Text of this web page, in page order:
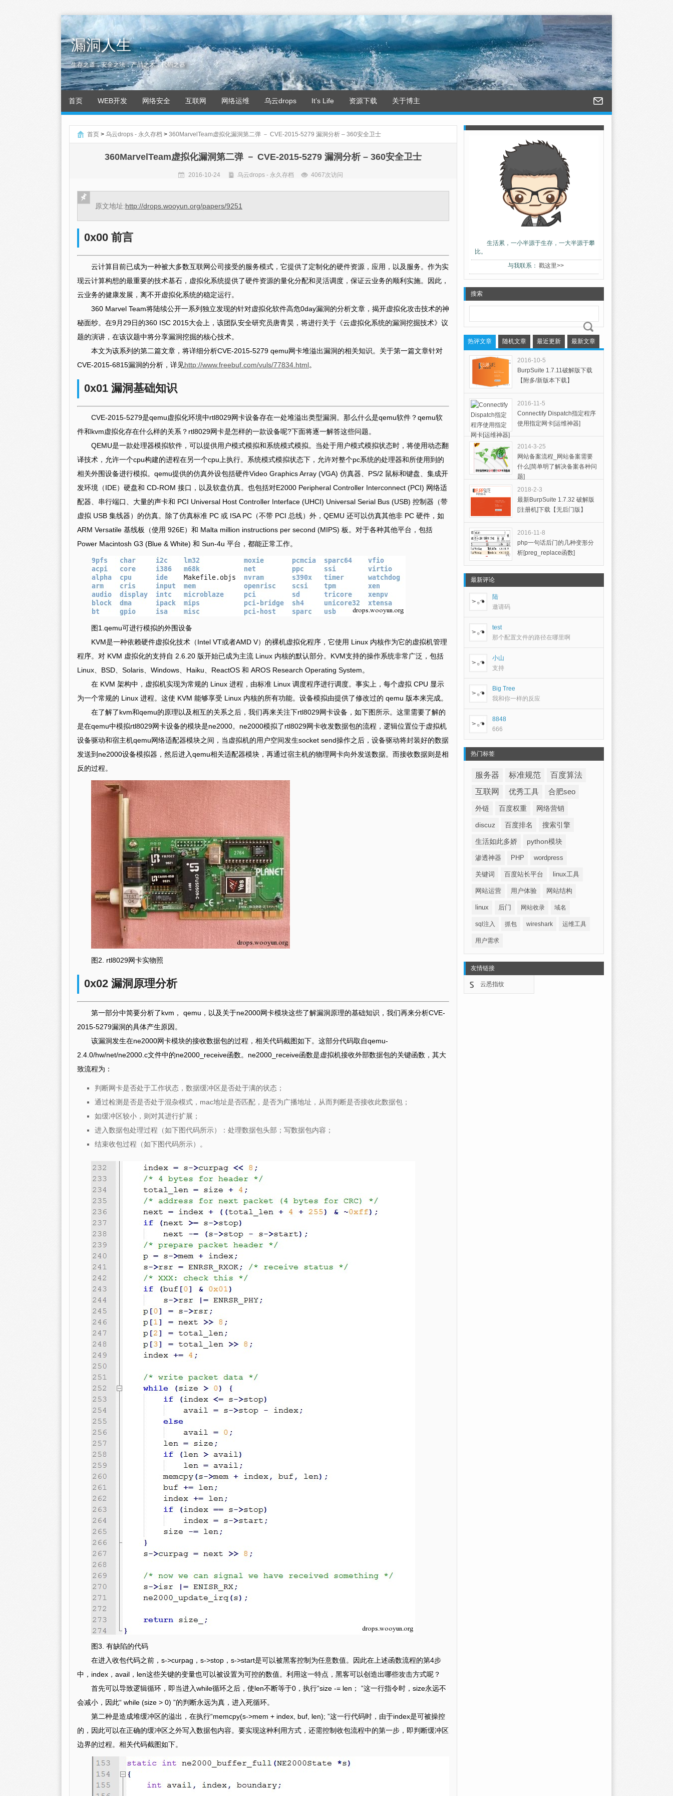
漏洞人生
生存之道，安全之法，产品之术，代码之器
首页 WEB开发 网络安全 互联网 网络运维 乌云drops It’s Life 资源下载 关于博主
首页 > 乌云drops - 永久存档 > 360MarvelTeam虚拟化漏洞第二弹 － CVE-2015-5279 漏洞分析 – 360安全卫士
360MarvelTeam虚拟化漏洞第二弹 － CVE-2015-5279 漏洞分析 – 360安全卫士
2016-10-24 乌云drops - 永久存档 4067次访问
原文地址:http://drops.wooyun.org/papers/9251
0x00 前言
云计算目前已成为一种被大多数互联网公司接受的服务模式，它提供了定制化的硬件资源，应用，以及服务。作为实
现云计算构想的最重要的技术基石，虚拟化系统提供了硬件资源的量化分配和灵活调度，保证云业务的顺利实施。因此，
云业务的健康发展，离不开虚拟化系统的稳定运行。
360 Marvel Team将陆续公开一系列独立发现的针对虚拟化软件高危0day漏洞的分析文章，揭开虚拟化攻击技术的神
秘面纱。在9月29日的360 ISC 2015大会上，该团队安全研究员唐青昊，将进行关于《云虚拟化系统的漏洞挖掘技术》议
题的演讲，在该议题中将分享漏洞挖掘的核心技术。
本文为该系列的第二篇文章，将详细分析CVE-2015-5279 qemu网卡堆溢出漏洞的相关知识。关于第一篇文章针对
CVE-2015-6815漏洞的分析，详见http://www.freebuf.com/vuls/77834.html。
0x01 漏洞基础知识
CVE-2015-5279是qemu虚拟化环境中rtl8029网卡设备存在一处堆溢出类型漏洞。那么什么是qemu软件？qemu软
件和kvm虚拟化存在什么样的关系？rtl8029网卡是怎样的一款设备呢?下面将逐一解答这些问题。
QEMU是一款处理器模拟软件，可以提供用户模式模拟和系统模式模拟。当处于用户模式模拟状态时，将使用动态翻
译技术，允许一个cpu构建的进程在另一个cpu上执行。系统模式模拟状态下，允许对整个pc系统的处理器和所使用到的
相关外围设备进行模拟。qemu提供的仿真外设包括硬件Video Graphics Array (VGA) 仿真器、PS/2 鼠标和键盘、集成开
发环境（IDE）硬盘和 CD-ROM 接口，以及软盘仿真。也包括对E2000 Peripheral Controller Interconnect (PCI) 网络适
配器、串行端口、大量的声卡和 PCI Universal Host Controller Interface (UHCI) Universal Serial Bus (USB) 控制器（带
虚拟 USB 集线器）的仿真。除了仿真标准 PC 或 ISA PC（不带 PCI 总线）外，QEMU 还可以仿真其他非 PC 硬件，如
ARM Versatile 基线板（使用 926E）和 Malta million instructions per second (MIPS) 板。对于各种其他平台，包括
Power Macintosh G3 (Blue & White) 和 Sun-4u 平台，都能正常工作。
图1.qemu可进行模拟的外围设备
KVM是一种依赖硬件虚拟化技术（Intel VT或者AMD V）的裸机虚拟化程序，它使用 Linux 内核作为它的虚拟机管理
程序。对 KVM 虚拟化的支持自 2.6.20 版开始已成为主流 Linux 内核的默认部分。KVM支持的操作系统非常广泛，包括
Linux、BSD、Solaris、Windows、Haiku、ReactOS 和 AROS Research Operating System。
在 KVM 架构中，虚拟机实现为常规的 Linux 进程，由标准 Linux 调度程序进行调度。事实上，每个虚拟 CPU 显示
为一个常规的 Linux 进程。这使 KVM 能够享受 Linux 内核的所有功能。设备模拟由提供了修改过的 qemu 版本来完成。
在了解了kvm和qemu的原理以及相互的关系之后，我们再来关注下rtl8029网卡设备，如下图所示。这里需要了解的
是在qemu中模拟rtl8029网卡设备的模块是ne2000。ne2000模拟了rtl8029网卡收发数据包的流程，逻辑位置位于虚拟机
设备驱动和宿主机qemu网络适配器模块之间，当虚拟机的用户空间发生socket send操作之后，设备驱动将封装好的数据
发送到ne2000设备模拟器，然后进入qemu相关适配器模块，再通过宿主机的物理网卡向外发送数据。而接收数据则是相
反的过程。
图2. rtl8029网卡实物照
0x02 漏洞原理分析
第一部分中简要分析了kvm， qemu，以及关于ne2000网卡模块这些了解漏洞原理的基础知识，我们再来分析CVE-
2015-5279漏洞的具体产生原因。
该漏洞发生在ne2000网卡模块的接收数据包的过程，相关代码截图如下。这部分代码取自qemu-
2.4.0/hw/net/ne2000.c文件中的ne2000_receive函数。ne2000_receive函数是虚拟机接收外部数据包的关键函数，其大
致流程为：
判断网卡是否处于工作状态，数据缓冲区是否处于满的状态；
通过检测是否是否处于混杂模式，mac地址是否匹配，是否为广播地址，从而判断是否接收此数据包；
如缓冲区较小，则对其进行扩展；
进入数据包处理过程（如下图代码所示）：处理数据包头部；写数据包内容；
结束收包过程（如下图代码所示）。
图3. 有缺陷的代码
在进入收包代码之前，s->curpag，s->stop，s->start是可以被黑客控制为任意数值。因此在上述函数流程的第4步
中，index，avail，len这些关键的变量也可以被设置为可控的数值。利用这一特点，黑客可以创造出哪些攻击方式呢？
首先可以导致逻辑循环，即当进入while循环之后，使len不断等于0，执行”size -= len； ”这一行指令时，size永远不
会减小，因此“ while (size > 0) ”的判断永远为真，进入死循环。
第二种是造成堆缓冲区的溢出，在执行“memcpy(s->mem + index, buf, len); ”这一行代码时，由于index是可被操控
的，因此可以在正确的缓冲区之外写入数据包内容。要实现这种利用方式，还需控制收包流程中的第一步，即判断缓冲区
边界的过程。相关代码截图如下。
生活累，一小半源于生存，一大半源于攀
比。
与我联系： 戳这里>>
搜索
热评文章 随机文章 最近更新 最新文章
2016-10-5
BurpSuite 1.7.11破解版下载
【附多/新版本下载】
2016-11-5
Connectify Dispatch指定程序
使用指定网卡[运维神器]
2014-3-25
网站备案流程_网站备案需要
什么[简单明了解决备案各种问
题]
2018-2-3
最新BurpSuite 1.7.32 破解版
[注册机]下载【无后门版】
2016-11-8
php一句话后门的几种变形分
析[preg_replace函数]
最新评论
陆
邀请码
test
那个配置文件的路径在哪里啊
小山
支持
Big Tree
我和你一样的反应
8848
666
热门标签
服务器 标准规范
百度算法
互联网
优秀工具 合肥seo
外链 百度权重 网络营销
discuz 百度排名 搜索引擎
生活如此多娇 python模块
渗透神器 PHP wordpress
关键词 百度站长平台 linux工具
网站运营 用户体验 网站结构
linux 后门 网站收录 域名
sql注入 抓包 wireshark 运维工具
用户需求
友情链接
云悉指纹